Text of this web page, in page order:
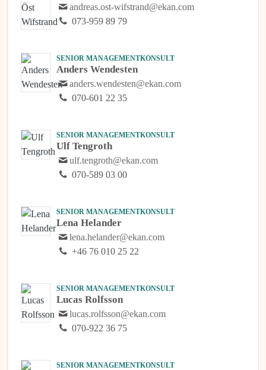
andreas.ost-wifstrand@ekan.com
073-959 89 79
SENIOR MANAGEMENTKONSULT
Anders Wendesten
anders.wendesten@ekan.com
070-601 22 35
SENIOR MANAGEMENTKONSULT
Ulf Tengroth
ulf.tengroth@ekan.com
070-589 03 00
SENIOR MANAGEMENTKONSULT
Lena Helander
lena.helander@ekan.com
+46 76 010 25 22
SENIOR MANAGEMENTKONSULT
Lucas Rolfsson
lucas.rolfsson@ekan.com
070-922 36 75
SENIOR MANAGEMENTKONSULT